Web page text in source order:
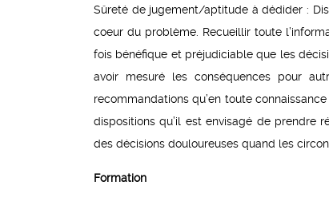
Sûreté de jugement/aptitude à dédider :
coeur du problème. Recueillir toute
fois bénéfique et préjudiciable que les
avoir mesuré les conséquences pour
recommandations qu’en toute
dispositions qu’il est envisagé de prendre
des décisions douloureuses quand les
Formation